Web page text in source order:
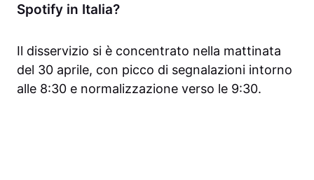
Spotify in Italia?
Il disservizio si è concentrato nella mattinata
del 30 aprile, con picco di segnalazioni intorno
alle 8:30 e normalizzazione verso le 9:30.